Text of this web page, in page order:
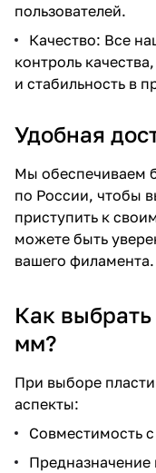
пользователей.
Качество: Все
контроль
и стабильность в
Удобная
Мы обеспечиваем
по России, чтобы
приступить к
можете быть
вашего филамента.
Как
мм?
При выборе
аспекты:
Совместимость